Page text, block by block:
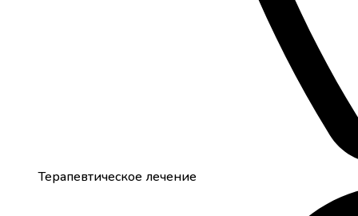
Терапевтическое лечение